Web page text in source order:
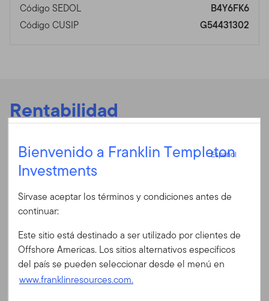
Iniciar sesión
ID de usuario
Contraseña
Código SEDOL
B4Y6FK6
Código CUSIP
G54431302
Rentabilidad
Rentabilidad anualizada
Rentabilidad anualizada
Rentabilidad anualizada
Fecha 06/30/2026
Mensual
Trimestral
Chart
Bienvenido a Franklin Templeton
Investments
Español
Sírvase aceptar los términos y condiciones antes de
continuar:
Este sitio está destinado a ser utilizado por clientes de
Offshore Americas. Los sitios alternativos específicos
del país se pueden seleccionar desde el menú en
www.franklinresources.com.